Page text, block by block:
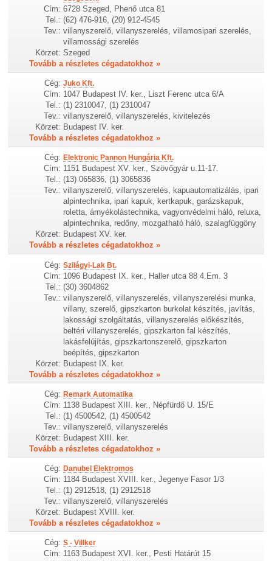
Cím: 6728 Szeged, Phenő utca 81
Tel.: (62) 476-916, (20) 912-4545
Tev.: villanyszerelő, villanyszerelés, villamosipari szerelés,
villamossági szerelés
Körzet: Szeged
Tovább a részletes cégadatokhoz »
Cég: Juko Kft.
Cím: 1047 Budapest IV. ker., Liszt Ferenc utca 6/A
Tel.: (1) 2310047, (1) 2310047
Tev.: villanyszerelő, villanyszerelés, kivitelezés
Körzet: Budapest IV. ker.
Tovább a részletes cégadatokhoz »
Cég: Elektronic Pannon Hungária Kft.
Cím: 1151 Budapest XV. ker., Szövőgyár u.11-17.
Tel.: (13) 065836, (1) 3065836
Tev.: villanyszerelő, villanyszerelés, kapuautomatizálás, ipari
alpintechnika, ipari kapuk, kertkapuk, garázskapuk,
roletta, árnyékolástechnika, vagyonvédelmi háló, reluxa,
alpintechnika, redőny, mozgatható háló, szalagfüggöny
Körzet: Budapest XV. ker.
Tovább a részletes cégadatokhoz »
Cég: Szilágyi-Lak Bt.
Cím: 1096 Budapest IX. ker., Haller utca 88 4.Em. 3
Tel.: (30) 3604862
Tev.: villanyszerelő, villanyszerelés, villanyszerelési munka,
villany, szerelő, gipszkarton burkolat készítés, javítás,
lakossági szolgáltatás, villanyszerelés előkészítés,
beltéri villanyszerelés, gipszkarton fal készítés,
lakásfelújítás, gipszkartonszerelő, gipszkarton
beépítés, gipszkarton
Körzet: Budapest IX. ker.
Tovább a részletes cégadatokhoz »
Cég: Remark Automatika
Cím: 1138 Budapest XIII. ker., Népfürdő U. 15/E
Tel.: (1) 4500542, (1) 4500542
Tev.: villanyszerelő, villanyszerelés
Körzet: Budapest XIII. ker.
Tovább a részletes cégadatokhoz »
Cég: Danubel Elektromos
Cím: 1184 Budapest XVIII. ker., Jegenye Fasor 1/3
Tel.: (1) 2912518, (1) 2912518
Tev.: villanyszerelő, villanyszerelés
Körzet: Budapest XVIII. ker.
Tovább a részletes cégadatokhoz »
Cég: S - Villker
Cím: 1163 Budapest XVI. ker., Pesti Határút 15